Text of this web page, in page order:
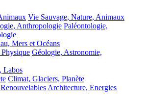
Vie Sauvage, Nature, Animaux
Anthropologie Paléontologie,
Mers et Océans
Géologie, Astronomie,
Labos
Climat, Glaciers, Planète
Architecture, Energies